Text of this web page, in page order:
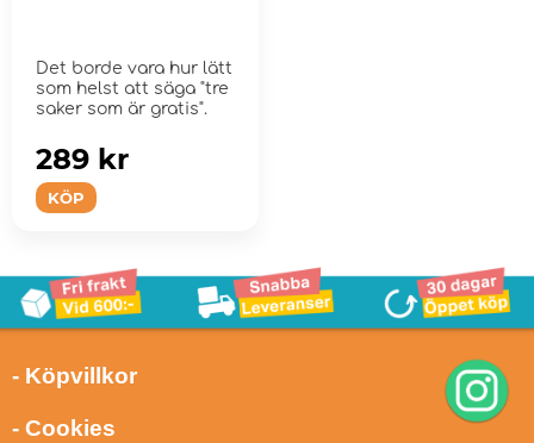
Det borde vara hur lätt
som helst att säga "tre
saker som är gratis".
KÖP
289 kr
- Köpvillkor
- Cookies